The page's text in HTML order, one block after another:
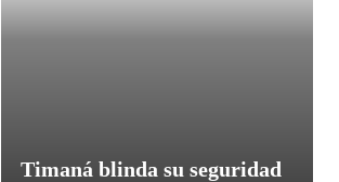
Timaná blinda su seguridad